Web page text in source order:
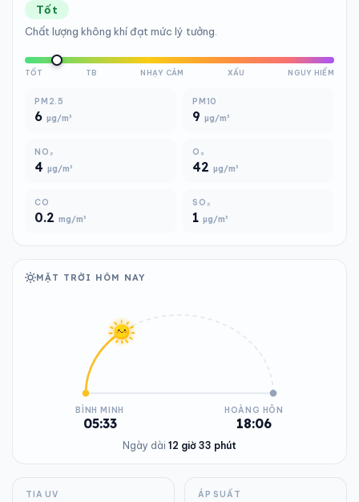
Tốt
Chất lượng không khí đạt mức lý tưởng.
TỐT TB NHẠY CẢM XẤU NGUY HIỂM
PM2.5
6 µg/m³
PM10
9 µg/m³
NO₂
4 µg/m³
O₃
42 µg/m³
CO
0.2 mg/m³
SO₂
1 µg/m³
MẶT TRỜI HÔM NAY
BÌNH MINH
05:33
HOÀNG HÔN
18:06
Ngày dài 12 giờ 33 phút
TIA UV ÁP SUẤT